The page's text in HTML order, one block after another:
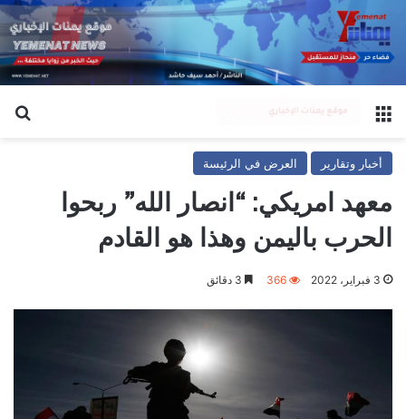
القائمة
أخبار وتقارير العرض في الرئيسة
معهد امريكي: “انصار الله” ربحوا
الحرب باليمن وهذا هو القادم
3 فبراير، 2022 366